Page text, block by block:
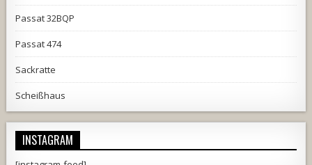
Passat 32BQP
Passat 474
Sackratte
Scheißhaus
INSTAGRAM